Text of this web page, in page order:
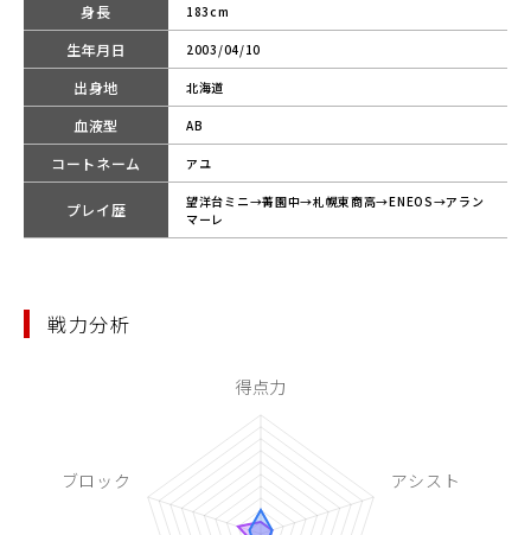
身長 183cm
生年月日 2003/04/10
出身地 北海道
血液型 AB
コートネーム アユ
プレイ歴
望洋台ミニ→菁園中→札幌東商高→ENEOS→アラン
マーレ
戦力分析